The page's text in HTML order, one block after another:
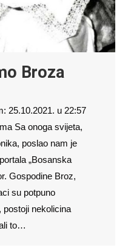
Broza
25.10.2021. u 22:57
Sa onoga svijeta,
poslao nam je
„Bosanska
Gospodine Broz,
su potpuno
postoji nekolicina
to…